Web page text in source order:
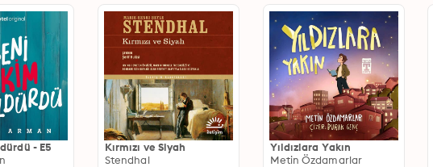
- E5
Kırmızı ve Siyah
Stendhal
Yıldızlara Yakın
Metin Özdamarlar